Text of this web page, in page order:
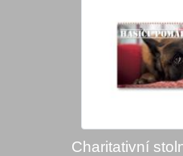
Charitativní